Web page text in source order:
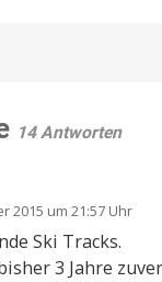
14 Antworten
2015 um 21:57 Uhr
Ski Tracks.
3 Jahre